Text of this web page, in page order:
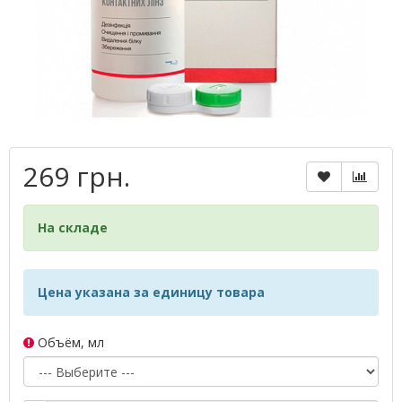
269 грн.
На складе
Цена указана за единицу товара
Объём, мл